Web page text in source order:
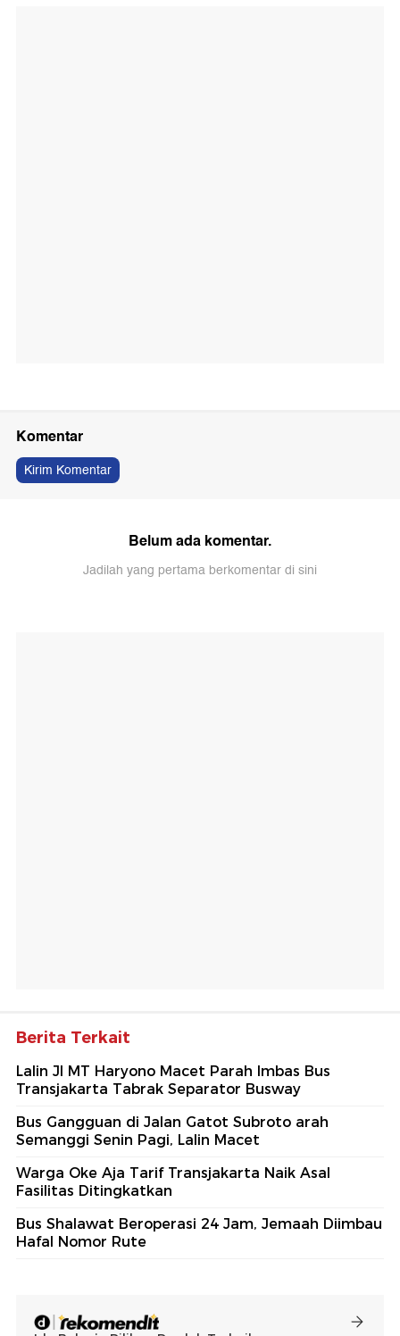
Komentar
Kirim Komentar
Belum ada komentar.
Jadilah yang pertama berkomentar di sini
Berita Terkait
Lalin Jl MT Haryono Macet Parah Imbas Bus
Transjakarta Tabrak Separator Busway
Bus Gangguan di Jalan Gatot Subroto arah
Semanggi Senin Pagi, Lalin Macet
Warga Oke Aja Tarif Transjakarta Naik Asal
Fasilitas Ditingkatkan
Bus Shalawat Beroperasi 24 Jam, Jemaah Diimbau
Hafal Nomor Rute